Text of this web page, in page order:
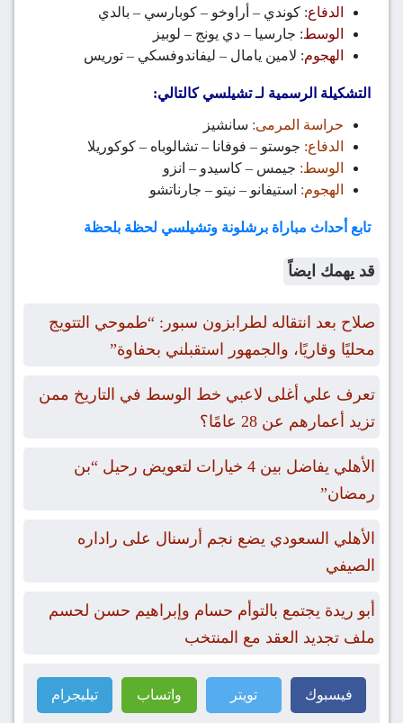
الدفاع: كوندي – أراوخو – كوبارسي – بالدي
الوسط: جارسيا – دي يونج – لوبيز
الهجوم: لامين يامال – ليفاندوفسكي – توريس
التشكيلة الرسمية لـ تشيلسي كالتالي:
حراسة المرمى: سانشيز
الدفاع: جوستو – فوفانا – تشالوباه – كوكوريلا
الوسط: جيمس – كاسيدو – انزو
الهجوم: استيفانو – نيتو – جارناتشو
تابع أحداث مباراة برشلونة وتشيلسي لحظة بلحظة
قد يهمك ايضاً
صلاح بعد انتقاله لطرابزون سبور: “طموحي التتويج
محليًا وقاريًا، والجمهور استقبلني بحفاوة”
تعرف علي أغلى لاعبي خط الوسط في التاريخ ممن
تزيد أعمارهم عن 28 عامًا؟
الأهلي يفاضل بين 4 خيارات لتعويض رحيل “بن
رمضان”
الأهلي السعودي يضع نجم أرسنال على راداره
الصيفي
أبو ريدة يجتمع بالتوأم حسام وإبراهيم حسن لحسم
ملف تجديد العقد مع المنتخب
فيسبوك تويتر واتساب تيليجرام